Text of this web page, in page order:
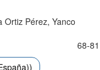
Pérez, Yanco
68-81